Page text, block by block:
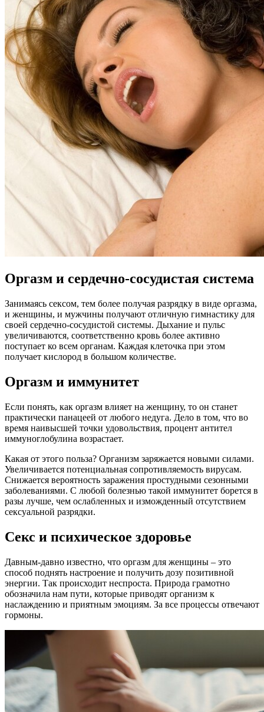
Оргазм и сердечно-сосудистая система
Занимаясь сексом, тем более получая разрядку в виде оргазма,
и женщины, и мужчины получают отличную гимнастику для
своей сердечно-сосудистой системы. Дыхание и пульс
увеличиваются, соответственно кровь более активно
поступает ко всем органам. Каждая клеточка при этом
получает кислород в большом количестве.
Оргазм и иммунитет
Если понять, как оргазм влияет на женщину, то он станет
практически панацеей от любого недуга. Дело в том, что во
время наивысшей точки удовольствия, процент антител
иммуноглобулина возрастает.
Какая от этого польза? Организм заряжается новыми силами.
Увеличивается потенциальная сопротивляемость вирусам.
Снижается вероятность заражения простудными сезонными
заболеваниями. С любой болезнью такой иммунитет борется в
разы лучше, чем ослабленных и изможденный отсутствием
сексуальной разрядки.
Секс и психическое здоровье
Давным-давно известно, что оргазм для женщины – это
способ поднять настроение и получить дозу позитивной
энергии. Так происходит неспроста. Природа грамотно
обозначила нам пути, которые приводят организм к
наслаждению и приятным эмоциям. За все процессы отвечают
гормоны.